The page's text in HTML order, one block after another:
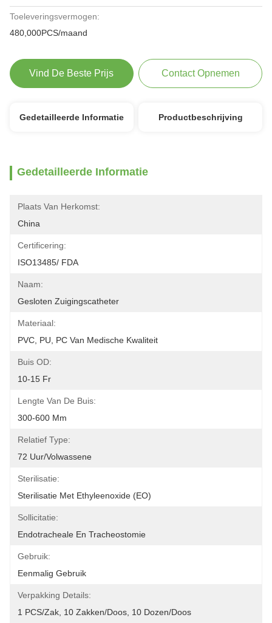
Toeleveringsvermogen:
480,000PCS/maand
Vind De Beste Prijs Contact Opnemen
Gedetailleerde Informatie Productbeschrijving
Gedetailleerde Informatie
Plaats Van Herkomst:
China
Certificering:
ISO13485/ FDA
Naam:
Gesloten Zuigingscatheter
Materiaal:
PVC, PU, PC Van Medische Kwaliteit
Buis OD:
10-15 Fr
Lengte Van De Buis:
300-600 Mm
Relatief Type:
72 Uur/volwassene
Sterilisatie:
Sterilisatie Met Ethyleenoxide (EO)
Sollicitatie:
Endotracheale En Tracheostomie
Gebruik:
Eenmalig Gebruik
Verpakking Details:
1 PCS/zak, 10 Zakken/doos, 10 Dozen/doos